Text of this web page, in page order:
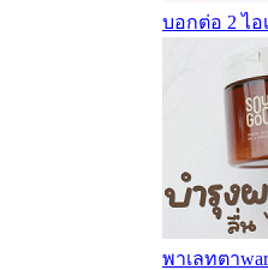
บอกต่อ 2 ไอ
พาเลทตา